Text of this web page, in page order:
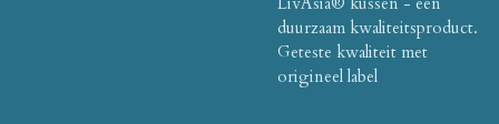
duurzaam kwaliteitsproduct.
Geteste kwaliteit met
origineel label